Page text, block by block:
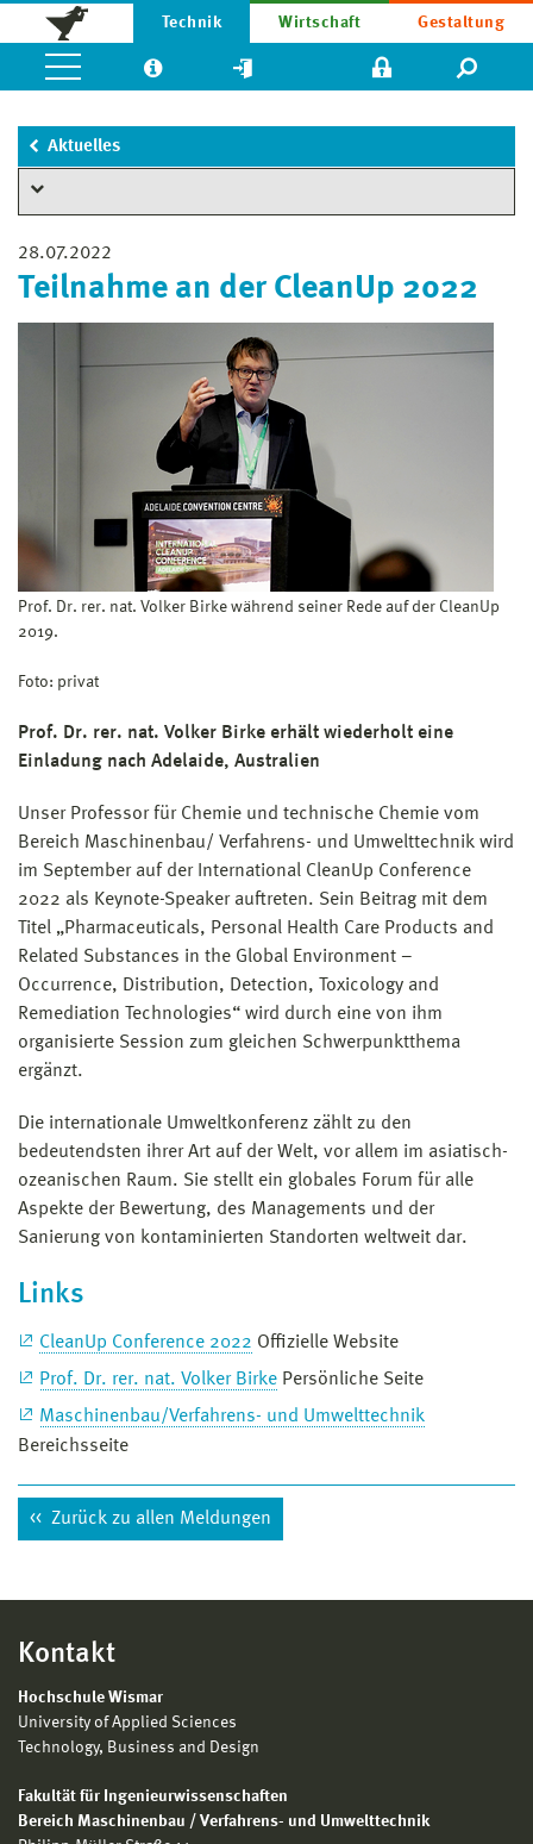
Technik Wirtschaft Gestaltung
Aktuelles
28.07.2022
Teilnahme an der CleanUp 2022
Prof. Dr. rer. nat. Volker Birke während seiner Rede auf der CleanUp
2019.
Foto: privat
Prof. Dr. rer. nat. Volker Birke erhält wiederholt eine
Einladung nach Adelaide, Australien
Unser Professor für Chemie und technische Chemie vom
Bereich Maschinenbau/ Verfahrens- und Umwelttechnik wird
im September auf der International CleanUp Conference
2022 als Keynote-Speaker auftreten. Sein Beitrag mit dem
Titel „Pharmaceuticals, Personal Health Care Products and
Related Substances in the Global Environment –
Occurrence, Distribution, Detection, Toxicology and
Remediation Technologies“ wird durch eine von ihm
organisierte Session zum gleichen Schwerpunktthema
ergänzt.
Die internationale Umweltkonferenz zählt zu den
bedeutendsten ihrer Art auf der Welt, vor allem im asiatisch-
ozeanischen Raum. Sie stellt ein globales Forum für alle
Aspekte der Bewertung, des Managements und der
Sanierung von kontaminierten Standorten weltweit dar.
Links
CleanUp Conference 2022 Offizielle Website
Prof. Dr. rer. nat. Volker Birke Persönliche Seite
Maschinenbau/Verfahrens- und Umwelttechnik
Bereichsseite
Zurück zu allen Meldungen
Kontakt
Hochschule Wismar
University of Applied Sciences
Technology, Business and Design
Fakultät für Ingenieurwissenschaften
Bereich Maschinenbau / Verfahrens- und Umwelttechnik